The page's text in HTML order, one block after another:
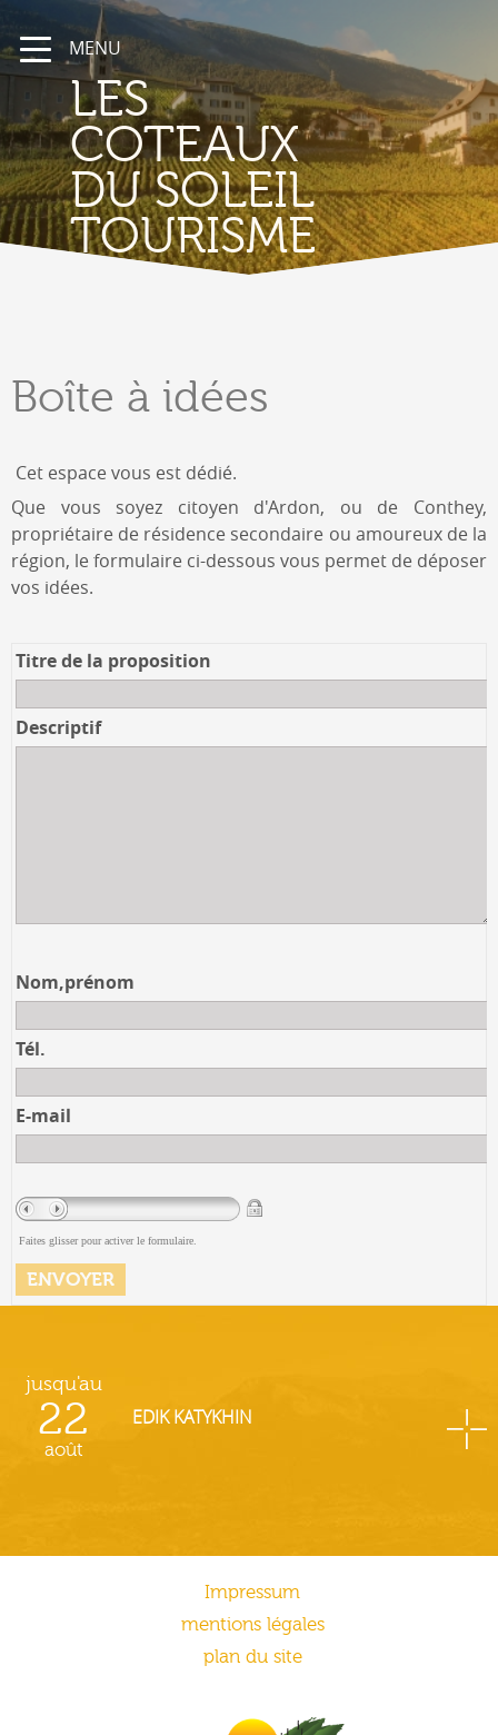
MENU
LES
COTEAUX
DU SOLEIL
TOURISME
Boîte à idées
Cet espace vous est dédié.
Que vous soyez citoyen d'Ardon, ou de Conthey,
propriétaire de résidence secondaire ou amoureux de la
région, le formulaire ci-dessous vous permet de déposer
vos idées.
Titre de la proposition
Descriptif
Nom,prénom
Tél.
E-mail
Faites glisser pour activer le formulaire.
jusqu'au
22
août
EDIK KATYKHIN
Impressum
mentions légales
plan du site